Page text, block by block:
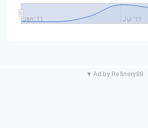
Jan '11 Jul '11
▼ Ad by Refinery89